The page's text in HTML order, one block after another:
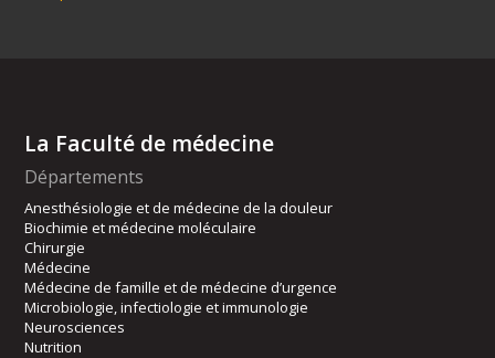
La Faculté de médecine
Départements
Anesthésiologie et de médecine de la douleur
Biochimie et médecine moléculaire
Chirurgie
Médecine
Médecine de famille et de médecine d’urgence
Microbiologie, infectiologie et immunologie
Neurosciences
Nutrition